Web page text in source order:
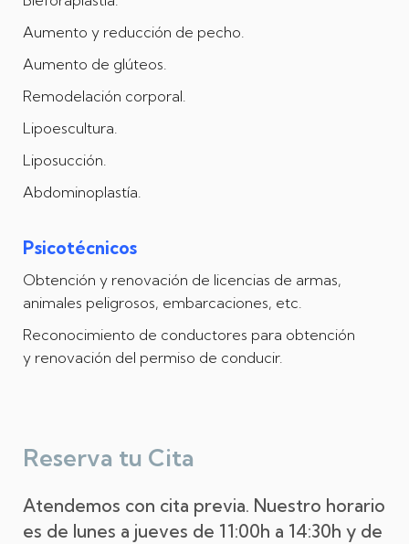
Aumento y reducción de pecho.
Aumento de glúteos.
Remodelación corporal.
Lipoescultura.
Liposucción.
Abdominoplastía.
Psicotécnicos
Obtención y renovación de licencias de armas,
animales peligrosos, embarcaciones, etc.
Reconocimiento de conductores para obtención
y renovación del permiso de conducir.
Reserva tu Cita
Atendemos con cita previa. Nuestro horario
es de lunes a jueves de 11:00h a 14:30h y de